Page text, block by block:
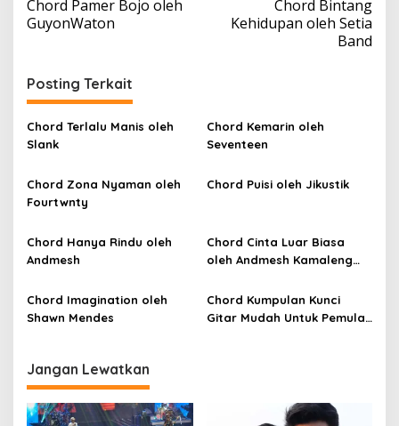
a
g
a
s
p
o
s
Chord Pamer Bojo oleh
GuyonWaton
Chord Bintang
Kehidupan oleh Setia
Band
Posting Terkait
Chord Terlalu Manis oleh
Slank
Chord Kemarin oleh
Seventeen
Chord Zona Nyaman oleh
Fourtwnty
Chord Puisi oleh Jikustik
Chord Hanya Rindu oleh
Andmesh
Chord Cinta Luar Biasa
oleh Andmesh Kamaleng
SKA)
Chord Imagination oleh
Shawn Mendes
Chord Kumpulan Kunci
Gitar Mudah Untuk Pemula
Jangan Lewatkan